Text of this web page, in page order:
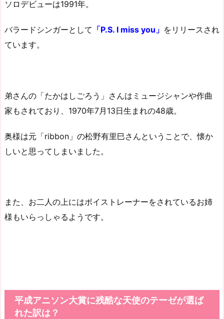
ソロデビューは1991年。
バラードシンガーとして 「P.S. I miss you」 をリリースされ
ています。
弟さんの「たかはしごろう」さんはミュージシャンや作曲
家もされており、1970年7月13日生まれの48歳。
奥様は元「ribbon」の松野有里巳さんということで、懐か
しいと思ってしまいました。
また、お二人の上にはボイストレーナーをされているお姉
様もいらっしゃるようです。
平成アニソン大賞に残酷な天使のテーゼが選ば
れた訳は？